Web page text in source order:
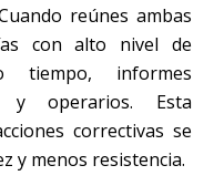
reúnes ambas
con alto nivel de
tiempo, informes
y operarios. Esta
correctivas se
y menos resistencia.